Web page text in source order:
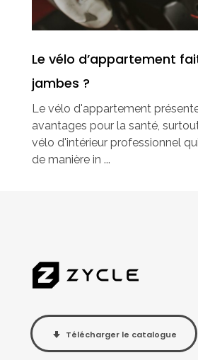
Le vélo d’appartement
jambes ?
Le vélo d'appartement
avantages pour la santé,
vélo d'intérieur professionnel
de manière in ...
Télécharger le catalogue